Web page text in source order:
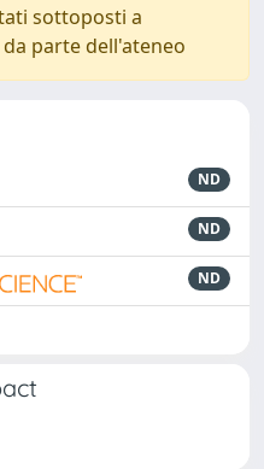
sottoposti a
parte dell'ateneo
ND
ND
ND